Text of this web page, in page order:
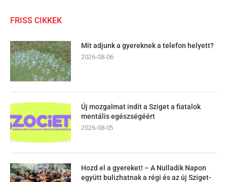
FRISS CIKKEK
Mit adjunk a gyereknek a telefon helyett?
2026-08-06
Új mozgalmat indít a Sziget a fiatalok
mentális egészségéért
2026-08-05
Hozd el a gyereket! – A Nulladik Napon
együtt bulizhatnak a régi és az új Sziget-